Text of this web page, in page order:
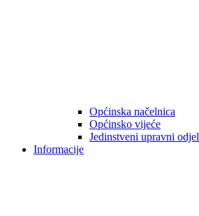
Općinska načelnica
Općinsko vijeće
Jedinstveni upravni odjel
Informacije